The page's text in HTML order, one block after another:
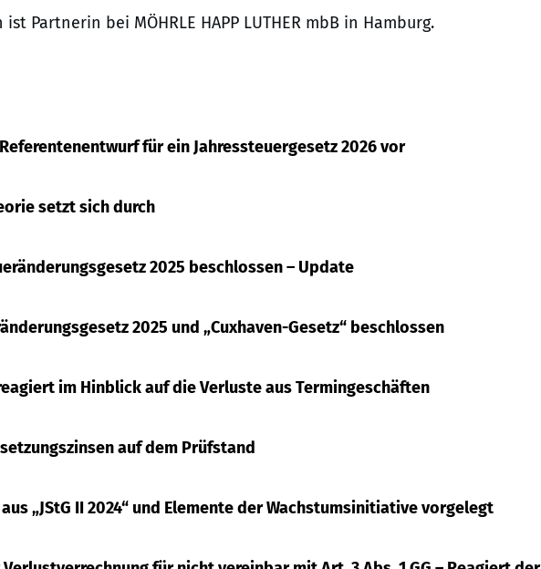
Partnerin bei MÖHRLE HAPP LUTHER mbB in Hamburg.
für ein Jahressteuergesetz 2026 vor
setzt sich durch
2025 beschlossen – Update
2025 und „Cuxhaven-Gesetz“ beschlossen
im Hinblick auf die Verluste aus Termingeschäften
auf dem Prüfstand
„JStG II 2024“ und Elemente der Wachstumsinitiative vorgelegt